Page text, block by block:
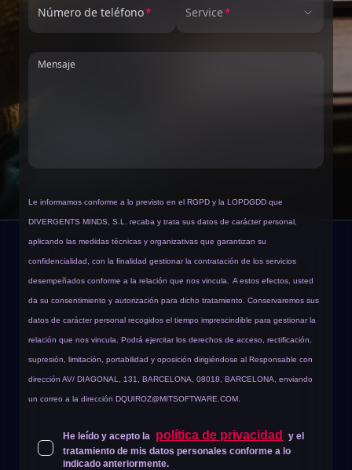
Número de teléfono Service
Mensaje
Le informamos conforme a lo previsto en el RGPD y la LOPDGDD que
DIVERGENTS MINDS, S.L. recaba y trata sus datos de carácter personal,
aplicando las medidas técnicas y organizativas que garantizan su
confidencialidad, con la finalidad gestionar la contratación de los servicios
desempeñados conforme a la relación que nos vincula. A estos efectos, usted
da su consentimiento y autorización para dicho tratamiento. Conservaremos sus
datos de carácter personal recogidos el tiempo imprescindible para gestionar la
relación que nos vincula. Podrá ejercitar los derechos de acceso, rectificación,
supresión, limitación, portabilidad y oposición dirigiéndose al Responsable con
dirección AV/ DIAGONAL, 131, BARCELONA, 08018, BARCELONA, enviando
un correo a la dirección DQUIROZ@MITSOFTWARE.COM
He leído y acepto la política de privacidad
y el
tratamiento de mis datos personales conforme a lo
indicado anteriormente.